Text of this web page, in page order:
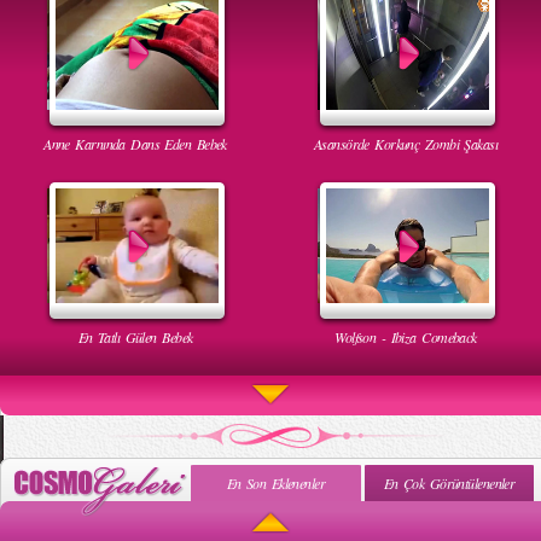
Anne Karnında Dans Eden Bebek Asansörde Korkunç Zombi Şakası
En Tatlı Gülen Bebek Wolfson - Ibiza Comeback
Uyuyan Bebeğe Gangnam Dinletilirse Ne Olur
En Son Eklenenler En Çok Görüntülenenler